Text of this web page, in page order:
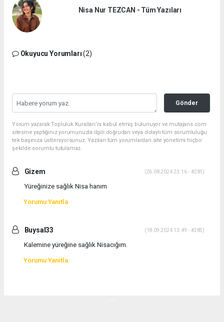
Nisa Nur TEZCAN - Tüm Yazıları
Okuyucu Yorumları(2)
Gönder
Yorum yazarak Topluluk Kuralları’nı kabul etmiş bulunuyor ve mutajans.com
sitesine yaptığınız yorumunuzla ilgili doğrudan veya dolaylı tüm sorumluluğu
tek başınıza üstleniyorsunuz. Yazılan tüm yorumlardan site yönetimi hiçbir
şekilde sorumlu tutulamaz.
Gizem (26.08.2024 23:16 - #281)
Yüreğinize sağlık Nisa hanım
Yorumu Yanıtla
Buysal33 (18.09.2024 13:49 - #285)
Kalemine yüreğine sağlık Nisacığım.
Yorumu Yanıtla